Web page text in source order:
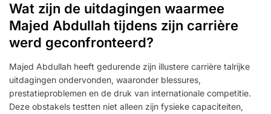
Wat zijn de uitdagingen waarmee
Majed Abdullah tijdens zijn carrière
werd geconfronteerd?
Majed Abdullah heeft gedurende zijn illustere carrière talrijke
uitdagingen ondervonden, waaronder blessures,
prestatieproblemen en de druk van internationale competitie.
Deze obstakels testten niet alleen zijn fysieke capaciteiten,